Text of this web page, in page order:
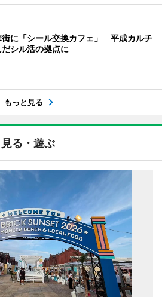
街に「シール交換カフェ」 平成カルチ
シル活の拠点に
もっと見る
見る・遊ぶ